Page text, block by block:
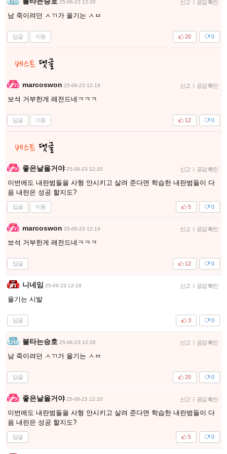
25-06-23 12:20 신고 공감 확인
남 죽이려던 ㅅㄲ가 울기는 ㅅㅂ
답글 이동 0
20
marcoswon 25-06-23 12:19 신고 | 공감 확인
보석 거부한게 레전드네ㅋㅋㅋ
답글 이동 0
12
좋은날올거야 25-06-23 12:20 신고 | 공감 확인
이번에도 내란범들을 사형 안시키고 살려 준다면 학습한 내란범들이 다
음 내란은 성공 할지도?
답글 이동 0
5
marcoswon 25-06-23 12:19 신고 | 공감 확인
보석 거부한게 레전드네ㅋㅋㅋ
답글 0
12
니네임 25-06-23 12:19 신고 | 공감 확인
울기는 시발
답글 0
3
불타는승호 25-06-23 12:20 신고 | 공감 확인
남 죽이려던 ㅅㄲ가 울기는 ㅅㅂ
답글 0
20
좋은날올거야 25-06-23 12:20 신고 | 공감 확인
이번에도 내란범들을 사형 안시키고 살려 준다면 학습한 내란범들이 다
음 내란은 성공 할지도?
답글 0
5